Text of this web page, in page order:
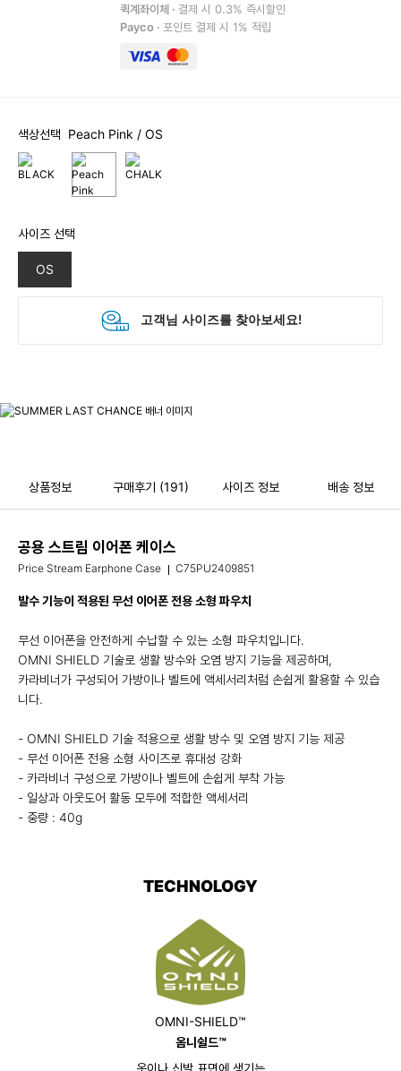
퀵계좌이체 · 결제 시 0.3% 즉시할인
Payco · 포인트 결제 시 1% 적립
색상선택 Peach Pink / OS
사이즈 선택
OS
상품정보 구매후기 (191) 사이즈 정보 배송 정보
공용 스트림 이어폰 케이스
Price Stream Earphone Case C75PU2409851
발수 기능이 적용된 무선 이어폰 전용 소형 파우치
무선 이어폰을 안전하게 수납할 수 있는 소형 파우치입니다.
OMNI SHIELD 기술로 생활 방수와 오염 방지 기능을 제공하며,
카라비너가 구성되어 가방이나 벨트에 액세서리처럼 손쉽게 활용할 수 있습
니다.
- OMNI SHIELD 기술 적용으로 생활 방수 및 오염 방지 기능 제공
- 무선 이어폰 전용 소형 사이즈로 휴대성 강화
- 카라비너 구성으로 가방이나 벨트에 손쉽게 부착 가능
- 일상과 아웃도어 활동 모두에 적합한 액세서리
- 중량 : 40g
TECHNOLOGY
OMNI-SHIELD™
옴니쉴드™